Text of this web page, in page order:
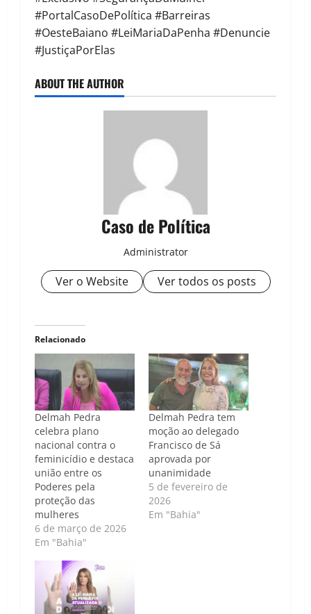
#PortalCasoDePolítica #Barreiras
#OesteBaiano #LeiMariaDaPenha #Denuncie
#JustiçaPorElas
ABOUT THE AUTHOR
Caso de Política
Administrator
Ver o Website Ver todos os posts
Relacionado
Delmah Pedra
celebra plano
nacional contra o
feminicídio e destaca
união entre os
Poderes pela
proteção das
mulheres
6 de março de 2026
Em "Bahia"
Delmah Pedra tem
moção ao delegado
Francisco de Sá
aprovada por
unanimidade
5 de fevereiro de
2026
Em "Bahia"